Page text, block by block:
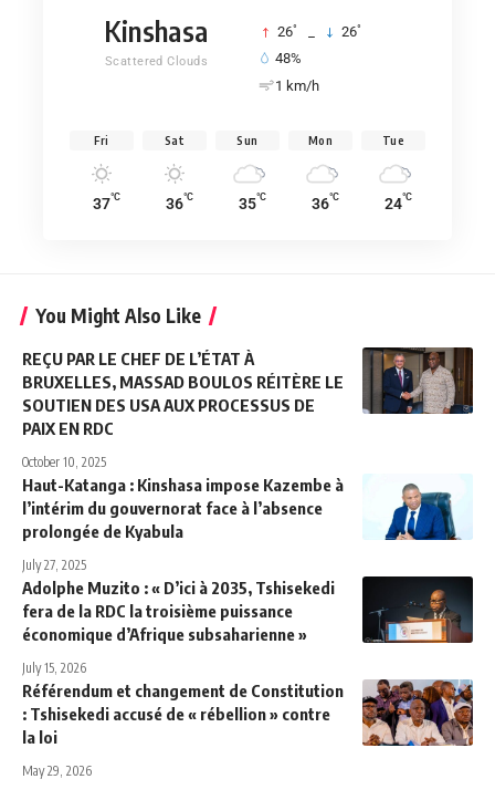
Kinshasa
Scattered Clouds
26° 26°
48%
1 km/h
Fri
37°C
Sat
36°C
Sun
35°C
Mon
36°C
Tue
24°C
You Might Also Like
REÇU PAR LE CHEF DE L’ÉTAT À
BRUXELLES, MASSAD BOULOS RÉITÈRE LE
SOUTIEN DES USA AUX PROCESSUS DE
PAIX EN RDC
October 10, 2025
Haut-Katanga : Kinshasa impose Kazembe à
l’intérim du gouvernorat face à l’absence
prolongée de Kyabula
July 27, 2025
Adolphe Muzito : « D’ici à 2035, Tshisekedi
fera de la RDC la troisième puissance
économique d’Afrique subsaharienne »
July 15, 2026
Référendum et changement de Constitution
: Tshisekedi accusé de « rébellion » contre
la loi
May 29, 2026